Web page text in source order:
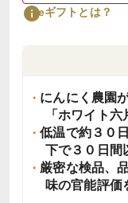
eギフトとは？
にんにく農園
「ホワイト六
低温で約３０
下で３０日間
厳密な検品、
味の官能評価